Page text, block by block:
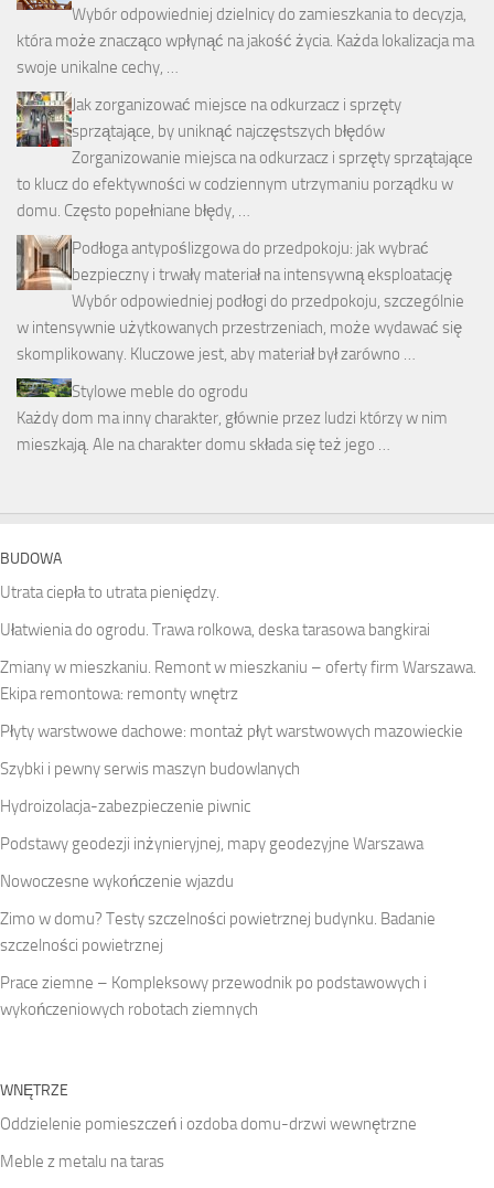
Wybór odpowiedniej dzielnicy do zamieszkania to decyzja,
która może znacząco wpłynąć na jakość życia. Każda lokalizacja ma
swoje unikalne cechy, …
Jak zorganizować miejsce na odkurzacz i sprzęty
sprzątające, by uniknąć najczęstszych błędów
Zorganizowanie miejsca na odkurzacz i sprzęty sprzątające
to klucz do efektywności w codziennym utrzymaniu porządku w
domu. Często popełniane błędy, …
Podłoga antypoślizgowa do przedpokoju: jak wybrać
bezpieczny i trwały materiał na intensywną eksploatację
Wybór odpowiedniej podłogi do przedpokoju, szczególnie
w intensywnie użytkowanych przestrzeniach, może wydawać się
skomplikowany. Kluczowe jest, aby materiał był zarówno …
Stylowe meble do ogrodu
Każdy dom ma inny charakter, głównie przez ludzi którzy w nim
mieszkają. Ale na charakter domu składa się też jego …
BUDOWA
Utrata ciepła to utrata pieniędzy.
Ułatwienia do ogrodu. Trawa rolkowa, deska tarasowa bangkirai
Zmiany w mieszkaniu. Remont w mieszkaniu – oferty firm Warszawa.
Ekipa remontowa: remonty wnętrz
Płyty warstwowe dachowe: montaż płyt warstwowych mazowieckie
Szybki i pewny serwis maszyn budowlanych
Hydroizolacja-zabezpieczenie piwnic
Podstawy geodezji inżynieryjnej, mapy geodezyjne Warszawa
Nowoczesne wykończenie wjazdu
Zimo w domu? Testy szczelności powietrznej budynku. Badanie
szczelności powietrznej
Prace ziemne – Kompleksowy przewodnik po podstawowych i
wykończeniowych robotach ziemnych
WNĘTRZE
Oddzielenie pomieszczeń i ozdoba domu-drzwi wewnętrzne
Meble z metalu na taras